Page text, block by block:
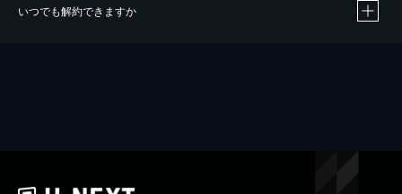
いつでも解約できますか